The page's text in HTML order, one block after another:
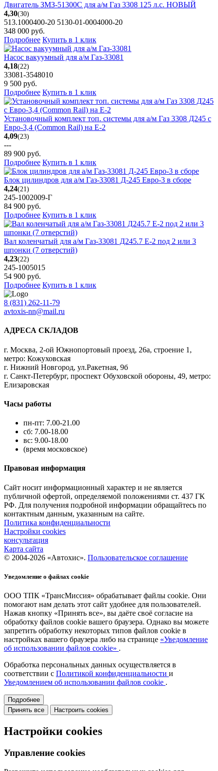
Двигатель ЗМЗ-51300С для а/м Газ 3308 125 л.с. НОВЫЙ
4,30(30)
513.1000400-20 5130-01-0004000-20
348 000 руб.
Подробнее Купить в 1 клик
Насос вакуумный для а/м Газ-33081
4,18(22)
33081-3548010
9 500 руб.
Подробнее Купить в 1 клик
Установочный комплект топ. системы для а/м Газ 3308 Д245 с
Евро-3,4 (Common Rail) на Е-2
4,09(23)
---
89 900 руб.
Подробнее Купить в 1 клик
Блок цилиндров для а/м Газ-33081 Д-245 Евро-3 в сборе
4,24(21)
245-1002009-Г
84 900 руб.
Подробнее Купить в 1 клик
Вал коленчатый для а/м Газ-33081 Д245.7 Е-2 под 2 или 3
шпонки (7 отверстий)
4,23(22)
245-1005015
54 900 руб.
Подробнее Купить в 1 клик
8 (831) 262-11-79
avtoxis-nn@mail.ru
АДРЕСА СКЛАДОВ
г. Москва, 2-ой Южнопортовый проезд, 26а, строение 1,
метро: Кожуховская
г. Нижний Новгород, ул.Ракетная, 9б
г. Санкт-Петербург, проспект Обуховской обороны, 49, метро:
Елизаровская
Часы работы
пн-пт: 7.00-21.00
сб: 7.00-18.00
вс: 9.00-18.00
(время московское)
Правовая информация
Сайт носит информационный характер и не является
публичной офертой, определяемой положениями ст. 437 ГК
РФ. Для получения подробной информации обращайтесь по
контактным данным, указанным на сайте.
Политика конфиденциальности
Настройки cookies
консультация
Карта сайта
© 2004-2026 «Автохис». Пользовательское соглашение
Уведомление о файлах cookie
ООО ТПК «ТрансМиссия» обрабатывает файлы cookie. Они
помогают нам делать этот сайт удобнее для пользователей.
Нажав кнопку «Принять все», вы даёте своё согласие на
обработку файлов cookie вашего браузера. Однако вы можете
запретить обработку некоторых типов файлов cookie в
настройках вашего браузера либо на странице «Уведомление
об использовании файлов cookie» .
Обработка персональных данных осуществляется в
соответствии с Политикой конфиденциальности и
Уведомлением об использовании файлов cookie .
Подробнее
Принять все
Настроить cookies
Настройки cookies
Управление cookies